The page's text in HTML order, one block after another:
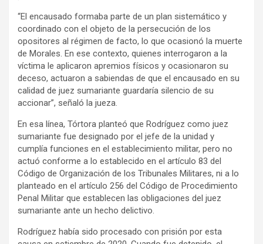
“El encausado formaba parte de un plan sistemático y
coordinado con el objeto de la persecución de los
opositores al régimen de facto, lo que ocasionó la muerte
de Morales. En ese contexto, quienes interrogaron a la
víctima le aplicaron apremios físicos y ocasionaron su
deceso, actuaron a sabiendas de que el encausado en su
calidad de juez sumariante guardaría silencio de su
accionar”, señaló la jueza.
En esa línea, Tórtora planteó que Rodríguez como juez
sumariante fue designado por el jefe de la unidad y
cumplía funciones en el establecimiento militar, pero no
actuó conforme a lo establecido en el artículo 83 del
Código de Organización de los Tribunales Militares, ni a lo
planteado en el artículo 256 del Código de Procedimiento
Penal Militar que establecen las obligaciones del juez
sumariante ante un hecho delictivo.
Rodríguez había sido procesado con prisión por esta